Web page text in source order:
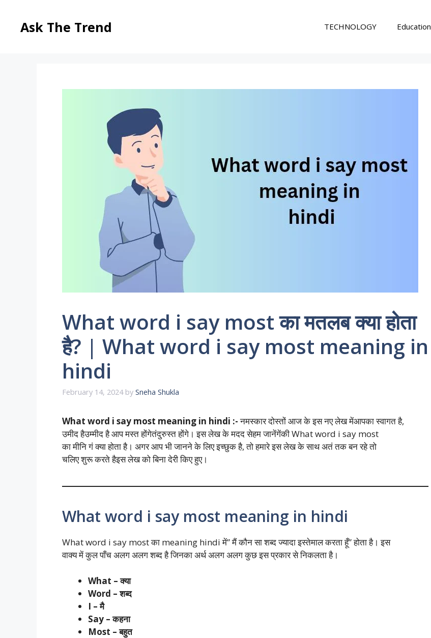
contentAsk The Trend TECHNOLOGY Education
What word i say most का मतलब क्या होता
है? | What word i say most meaning in
hindi
February 14, 2024 by Sneha Shukla
What word i say most meaning in hindi :-नमस्कार दोस्तों आज के इस नए लेख मेंआपका स्वागत है,
उमीद हैउम्मीद है आप मस्त होंगेतंदुरुस्त होंगे। इस लेख के मदद सेहम जानेंगेंकी What word i say most
का मीनि गं क्या होता है। अगर आप भी जानने के लिए इच्छुक है, तो हमारे इस लेख के साथ अतं तक बन रहे तो
चलिए शुरू करते हैइस लेख को बिना देरी किए हुए।
What word i say most meaning in hindi
What word i say most का meaning hindi में” मैं कौन सा शब्द ज्यादा इस्तेमाल करता हूँ” होता है। इस
वाक्य में कुल पाँच अलग अलग शब्द है जिनका अर्थ अलग अलग कुछ इस प्रकार से निकलता है।
What – क्या
Word – शब्द
I – मै
Say – कहना
Most – बहुत